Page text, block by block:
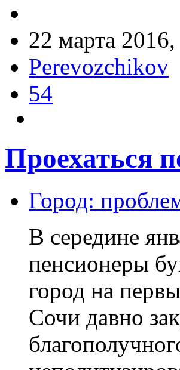
22 марта
Perevozchikov
54
Проехаться
Город:
В середине
пенсионеры
город на
Сочи давно